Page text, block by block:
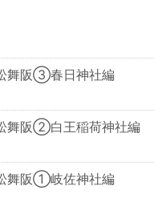
舞阪③春日神社編
舞阪②白王稲荷神社編
舞阪①岐佐神社編